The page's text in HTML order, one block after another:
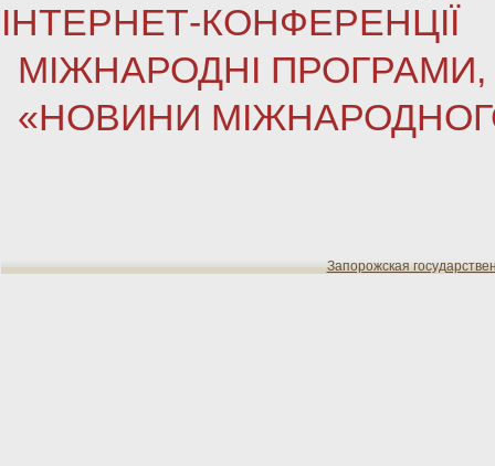
ІНТЕРНЕТ-КОНФЕРЕНЦІЇ
МІЖНАРОДНІ ПРОГРАМИ,
«НОВИНИ
Запорожская